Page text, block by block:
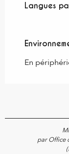
Langues
Langues
En
par Office